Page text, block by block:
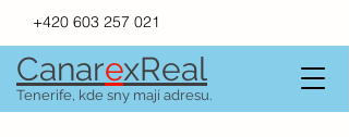
+420 603 257 021
CanarexReal
Tenerife, kde sny mají adresu.